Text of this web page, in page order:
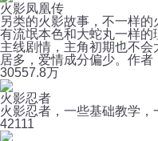
火影凤凰传
另类的火影故事，不一样
有流氓本色和大蛇丸一样
主线剧情，主角初期也不
居多，爱情成分偏少。作者
30557.8万
火影忍者
火影忍者，一些基础教学
42111